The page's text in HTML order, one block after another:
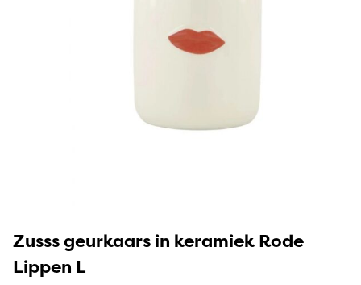
Zusss geurkaars in keramiek Rode
Lippen L